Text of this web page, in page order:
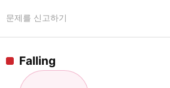
문제를 신고하기
Falling